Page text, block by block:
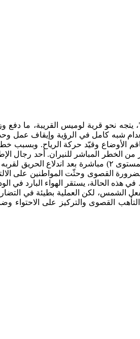
الحريق، المعروف باسم "فيريرا دي بانتون"، يتجه نحو قرية لوميس القريبة، ما
حيث أدى إلى انعدام شبه كامل في الرؤية وإيقاف عمل
الأوضاع وقيّد حركة الرياح. وبسبب
الخطر المباشر للنيران. أحد رجال
تعرض لحالة اختناق بالدخان، نُقل إلى مستشفى مونفورتي وتلقى العلاج ثم خرج لاحقاً تلك الليلة. لم تُسجل وفيات حتى الآن. السلطات فعّلت "الوضع ٢" (إنذار المستوى ٢) مباشرة بعد
القصوى وحثّت المواطنين على
هذه الحالة، يستقر الهواء البارد في
الشمس، لكن العملية بطيئة في
القصوى والتركيز على الاحتواء